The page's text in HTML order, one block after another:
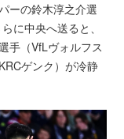
ーの鈴木淳之介選
に中央へ送ると、
手（VfLヴォルフス
ゲンク）が冷静